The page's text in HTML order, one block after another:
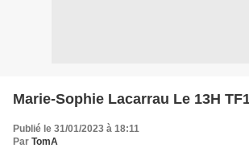
Marie-Sophie Lacarrau Le 13H
Publié le 31/01/2023 à 18:11
Par TomA